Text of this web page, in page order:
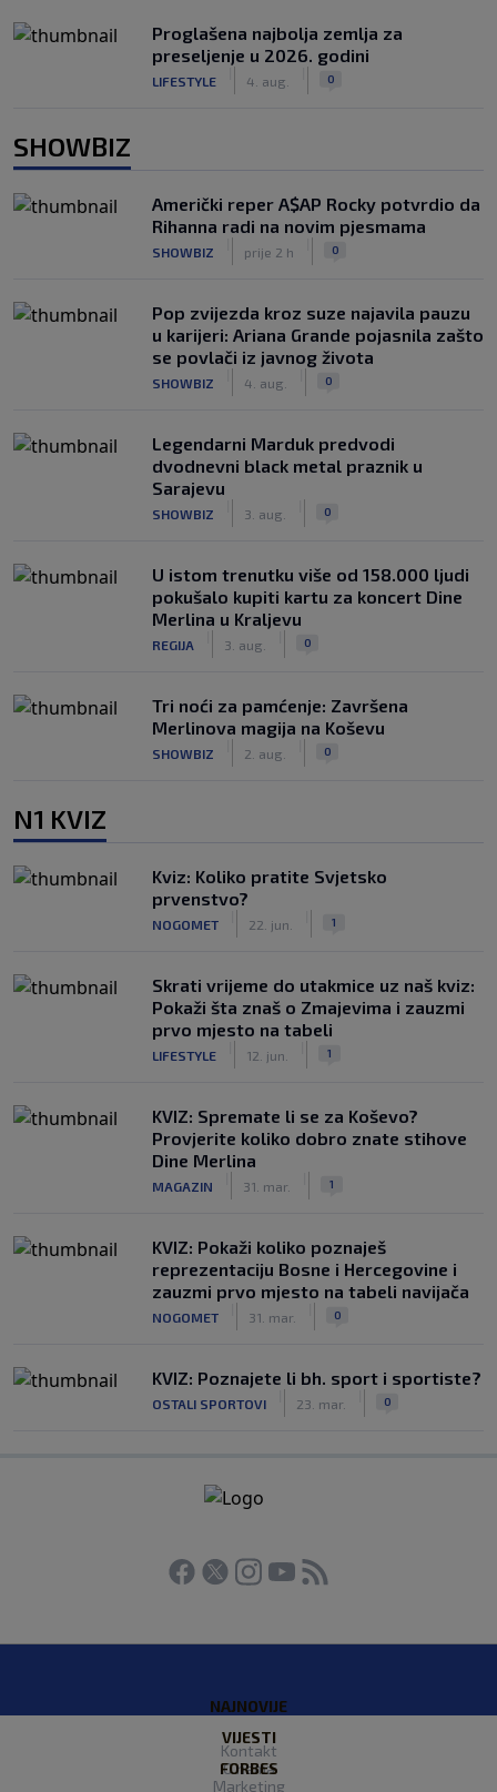
Proglašena najbolja zemlja za
preseljenje u 2026. godini
LIFESTYLE 4. aug. 0
SHOWBIZ
Američki reper A$AP Rocky potvrdio da
Rihanna radi na novim pjesmama
SHOWBIZ prije 2 h 0
Pop zvijezda kroz suze najavila pauzu
u karijeri: Ariana Grande pojasnila zašto
se povlači iz javnog života
SHOWBIZ 4. aug. 0
Legendarni Marduk predvodi
dvodnevni black metal praznik u
Sarajevu
SHOWBIZ 3. aug. 0
U istom trenutku više od 158.000 ljudi
pokušalo kupiti kartu za koncert Dine
Merlina u Kraljevu
REGIJA 3. aug. 0
Tri noći za pamćenje: Završena
Merlinova magija na Koševu
SHOWBIZ 2. aug. 0
N1 KVIZ
Kviz: Koliko pratite Svjetsko
prvenstvo?
NOGOMET 22. jun. 1
Skrati vrijeme do utakmice uz naš kviz:
Pokaži šta znaš o Zmajevima i zauzmi
prvo mjesto na tabeli
LIFESTYLE 12. jun. 1
KVIZ: Spremate li se za Koševo?
Provjerite koliko dobro znate stihove
Dine Merlina
MAGAZIN 31. mar. 1
KVIZ: Pokaži koliko poznaješ
reprezentaciju Bosne i Hercegovine i
zauzmi prvo mjesto na tabeli navijača
NOGOMET 31. mar. 0
KVIZ: Poznajete li bh. sport i sportiste?
OSTALI SPORTOVI 23. mar. 0
NAJNOVIJE
VIJESTI
FORBES
Kontakt
O nama
Marketing